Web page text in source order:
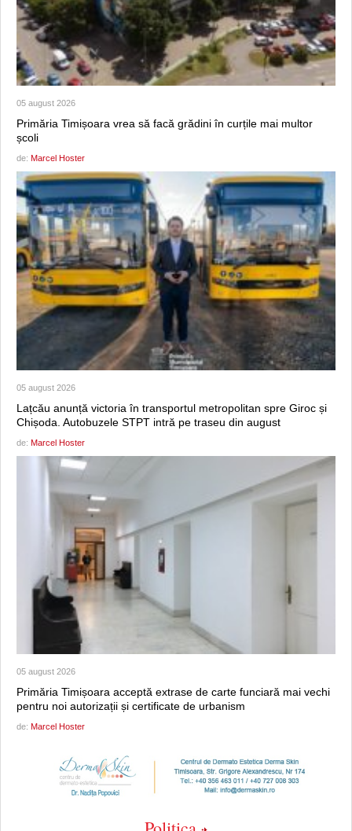
05 august 2026
Primăria Timișoara vrea să facă grădini în curțile mai multor
școli
de: Marcel Hoster
05 august 2026
Lațcău anunță victoria în transportul metropolitan spre Giroc și
Chișoda. Autobuzele STPT intră pe traseu din august
de: Marcel Hoster
05 august 2026
Primăria Timișoara acceptă extrase de carte funciară mai vechi
pentru noi autorizații și certificate de urbanism
de: Marcel Hoster